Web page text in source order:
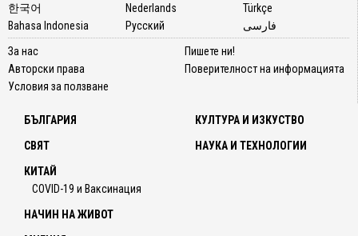
한국어
Bahasa Indonesia
Nederlands
Русский
Türkçe
فارسی
За нас
Авторски права
Условия за ползване
Пишете ни!
Поверителност на информацията
БЪЛГАРИЯ
СВЯТ
КИТАЙ
COVID-19 и Ваксинация
КУЛТУРА И ИЗКУСТВО
НАУКА И ТЕХНОЛОГИИ
НАЧИН НА ЖИВОТ